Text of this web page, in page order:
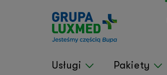
Usługi Pakiety